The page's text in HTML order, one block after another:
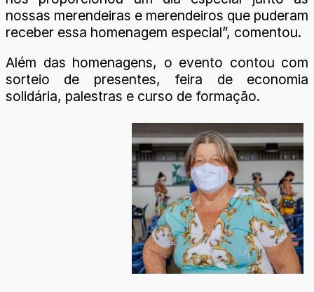
nossas merendeiras e merendeiros que puderam
receber essa homenagem especial”, comentou.
Além das homenagens, o evento contou com
sorteio de presentes, feira de economia
solidária, palestras e curso de formação.